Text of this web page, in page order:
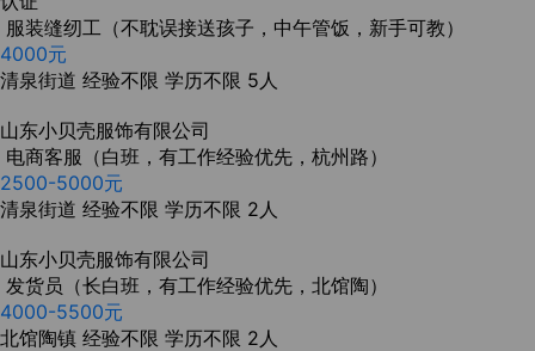
服装缝纫工（不耽误接送孩子，中午管饭，新手可教）
4000元
清泉街道 经验不限 学历不限 5人
山东小贝壳服饰有限公司
电商客服（白班，有工作经验优先，杭州路）
2500-5000元
清泉街道 经验不限 学历不限 2人
山东小贝壳服饰有限公司
发货员（长白班，有工作经验优先，北馆陶）
4000-5500元
北馆陶镇 经验不限 学历不限 2人